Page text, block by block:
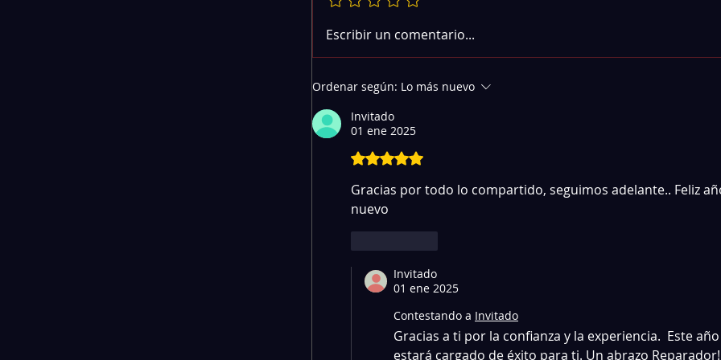
Cómo identificar la etapa de potencia en tarjetas
de lavadoras con disipadores y triacs
Escribir un comentario...
Ordenar según: Lo más nuevo
Invitado
01 ene 2025
Obtuvo 5 de 5 estrellas.
Gracias por todo lo compartido, seguimos adelante.. Feliz
nuevo
Invitado
01 ene 2025
Contestando a Invitado
Gracias a ti por la confianza y la experiencia.  Este
estará cargado de éxito para ti. Un abrazo Reparador!